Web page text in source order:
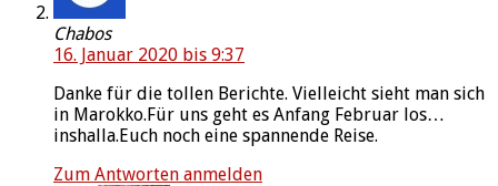
Chabos
16. Januar 2020 bis 9:37
Danke für die tollen Berichte. Vielleicht sieht man sich
in Marokko.Für uns geht es Anfang Februar los…
inshalla.Euch noch eine spannende Reise.
Zum Antworten anmelden